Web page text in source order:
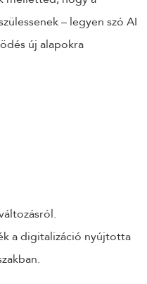
– legyen szó AI
új alapokra
a digitalizáció nyújtotta